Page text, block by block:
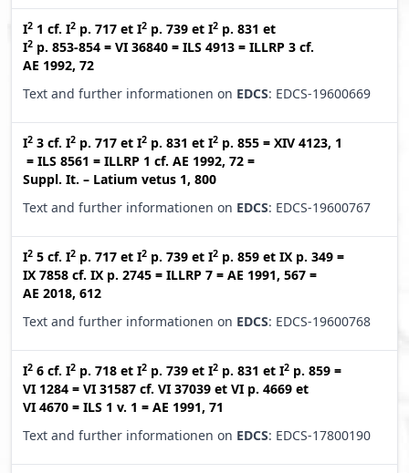
I2 1 cf. I2 p. 717 et I2 p. 739 et I2 p. 831 et
I2 p. 853-854 = VI 36840 = ILS 4913 = ILLRP 3 cf.
AE 1992, 72
Text and further informationen on EDCS: EDCS-19600669
I2 3 cf. I2 p. 717 et I2 p. 831 et I2 p. 855 = XIV 4123, 1
= ILS 8561 = ILLRP 1 cf. AE 1992, 72 =
Suppl. It. – Latium vetus 1, 800
Text and further informationen on EDCS: EDCS-19600767
I2 5 cf. I2 p. 717 et I2 p. 739 et I2 p. 859 et IX p. 349 =
IX 7858 cf. IX p. 2745 = ILLRP 7 = AE 1991, 567 =
AE 2018, 612
Text and further informationen on EDCS: EDCS-19600768
I2 6 cf. I2 p. 718 et I2 p. 739 et I2 p. 831 et I2 p. 859 =
VI 1284 = VI 31587 cf. VI 37039 et VI p. 4669 et
VI 4670 = ILS 1 v. 1 = AE 1991, 71
Text and further informationen on EDCS: EDCS-17800190